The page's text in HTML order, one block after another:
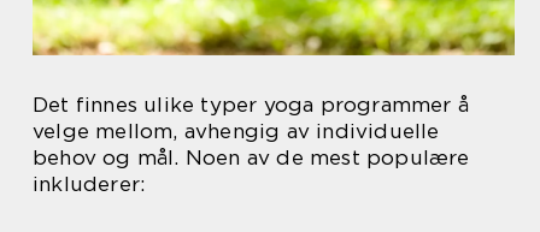
Det finnes ulike typer yoga programmer å
velge mellom, avhengig av individuelle
behov og mål. Noen av de mest populære
inkluderer: